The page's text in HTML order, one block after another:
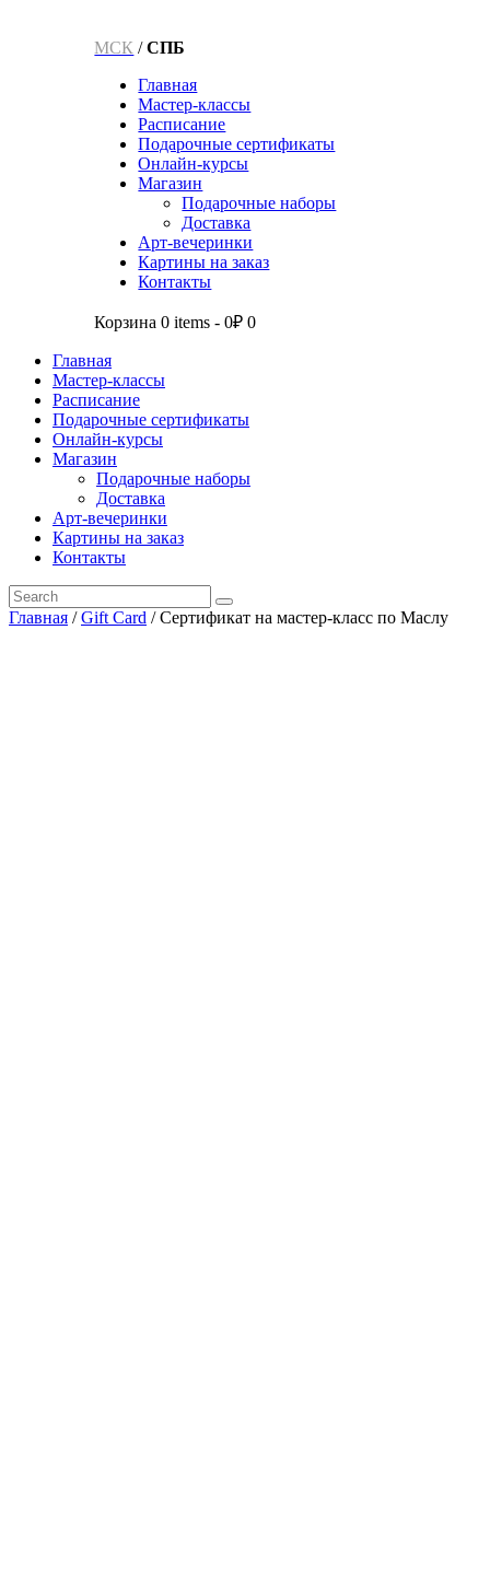
МСК /СПБ
Главная
Мастер-классы
Расписание
Подарочные сертификаты
Онлайн-курсы
Магазин
Подарочные наборы
Доставка
Арт-вечеринки
Картины на заказ
Контакты
Корзина 0 items -0₽ 0
Главная
Мастер-классы
Расписание
Подарочные сертификаты
Онлайн-курсы
Магазин
Подарочные наборы
Доставка
Арт-вечеринки
Картины на заказ
Контакты
Главная /Gift Card / Сертификат на мастер-класс по Маслу